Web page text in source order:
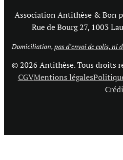
Association Antithèse & Bon
Rue de Bourg 27, 1003
Domiciliation,pas d’envoi de colis, ni
© 2026 Antithèse. Tous droits
CGVMentions légales